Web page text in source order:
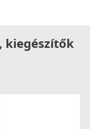
kiegészítők